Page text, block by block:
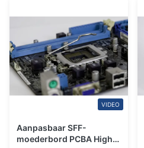
VIDEO
Aanpasbaar SFF-
moederbord PCBA High